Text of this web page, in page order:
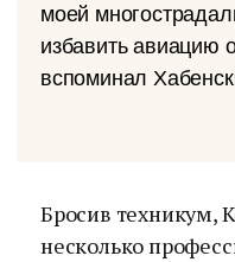
моей
избавить авиацию
вспоминал
Бросив техникум,
несколько